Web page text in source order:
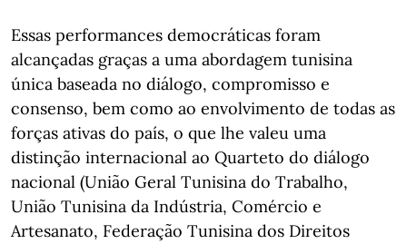
Essas performances democráticas foram
alcançadas graças a uma abordagem tunisina
única baseada no diálogo, compromisso e
consenso, bem como ao envolvimento de todas as
forças ativas do país, o que lhe valeu uma
distinção internacional ao Quarteto do diálogo
nacional (União Geral Tunisina do Trabalho,
União Tunisina da Indústria, Comércio e
Artesanato, Federação Tunisina dos Direitos